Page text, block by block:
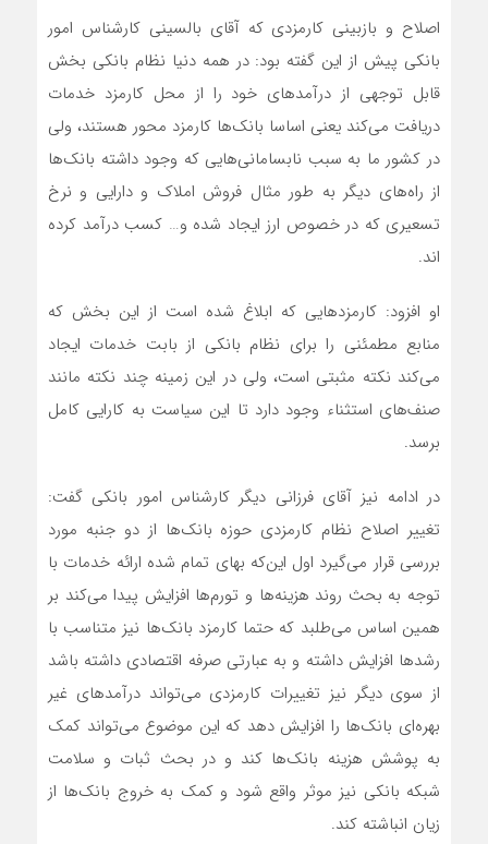
اصلاح و بازبینی کارمزدی که آقای بالسینی کارشناس امور
بانکی پیش از این گفته بود: در همه دنیا نظام بانکی بخش
قابل توجهی از درآمد‌های خود را از محل کارمزد خدمات
دریافت می‌کند یعنی اساسا بانک‌ها کارمزد محور هستند، ولی
در کشور ما به سبب نابسامانی‌هایی که وجود داشته بانک‌ها
از راه‌های دیگر به طور مثال فروش املاک و دارایی و نرخ
تسعیری که در خصوص ارز ایجاد شده و… کسب درآمد کرده
اند.
او افزود: کارمزد‌هایی که ابلاغ شده است از این بخش که
منابع مطمئنی را برای نظام بانکی از بابت خدمات ایجاد
می‌کند نکته مثبتی است، ولی در این زمینه چند نکته مانند
صنف‌های استثناء وجود دارد تا این سیاست به کارایی کامل
برسد.
در ادامه نیز آقای فرزانی دیگر کارشناس امور بانکی گفت:
تغییر اصلاح نظام کارمزدی حوزه بانک‌ها از دو جنبه مورد
بررسی قرار می‌گیرد اول این‌که بهای تمام شده ارائه خدمات با
توجه به بحث روند هزینه‌ها و تورم‌ها افزایش پیدا می‌کند بر
همین اساس می‌طلبد که حتما کارمزد بانک‌ها نیز متناسب با
رشد‌ها افزایش داشته و به عبارتی صرفه اقتصادی داشته باشد
از سوی دیگر نیز تغییرات کارمزدی می‌تواند درآمد‌های غیر
بهره‌ای بانک‌ها را افزایش دهد که این موضوع می‌تواند کمک
به پوشش هزینه بانک‌ها کند و در بحث ثبات و سلامت
شبکه بانکی نیز موثر واقع شود و کمک به خروج بانک‌ها از
زیان انباشته کند.